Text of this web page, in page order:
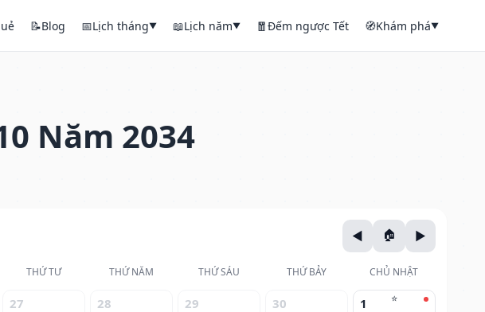
📝Blog 📅Lịch tháng▼ 📖Lịch năm▼ 🧧Đếm ngược Tết 🧭Khám phá▼
Năm 2034
THỨ TƯ THỨ NĂM THỨ SÁU THỨ BẢY CHỦ NHẬT
27 28 29 30 ⭐
1